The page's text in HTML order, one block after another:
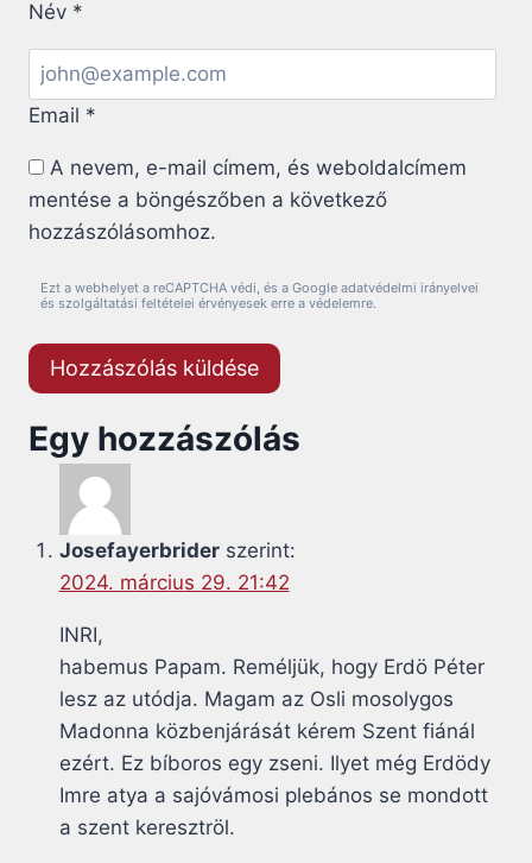
Név *
Email *
A nevem, e-mail címem, és weboldalcímem
mentése a böngészőben a következő
hozzászólásomhoz.
Ezt a webhelyet a reCAPTCHA védi, és a Google adatvédelmi irányelvei
és szolgáltatási feltételei érvényesek erre a védelemre.
Egy hozzászólás
Josefayerbrider szerint:
2024. március 29. 21:42
INRI,
habemus Papam. Reméljük, hogy Erdö Péter
lesz az utódja. Magam az Osli mosolygos
Madonna közbenjárását kérem Szent fiánál
ezért. Ez bíboros egy zseni. Ilyet még Erdödy
Imre atya a sajóvámosi plebános se mondott
a szent keresztröl.